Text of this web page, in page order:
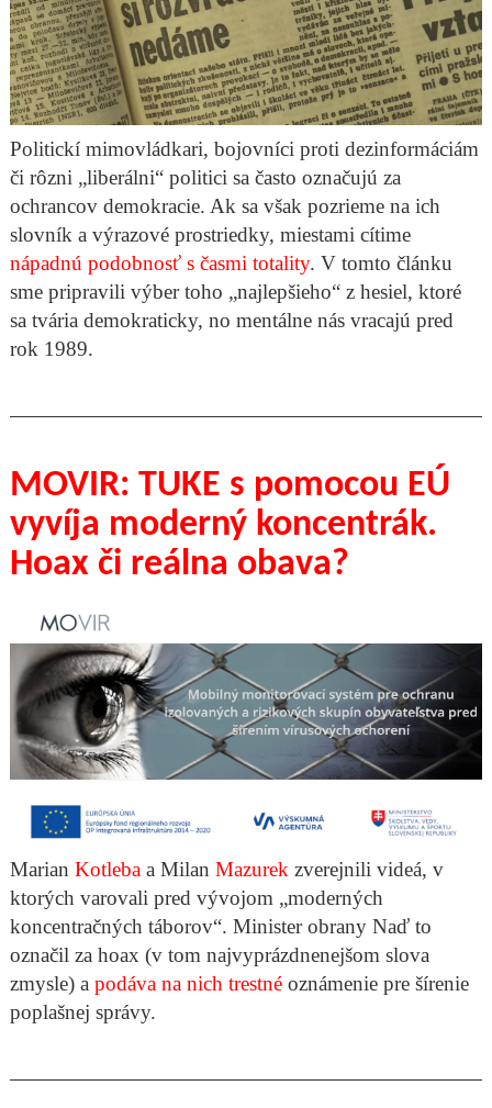
Politickí mimovládkari, bojovníci proti dezinformáciám
či rôzni „liberálni“ politici sa často označujú za
ochrancov demokracie. Ak sa však pozrieme na ich
slovník a výrazové prostriedky, miestami cítime
nápadnú podobnosť s časmi totality. V tomto článku
sme pripravili výber toho „najlepšieho“ z hesiel, ktoré
sa tvária demokraticky, no mentálne nás vracajú pred
rok 1989.
MOVIR: TUKE s pomocou EÚ
vyvíja moderný koncentrák.
Hoax či reálna obava?
Marian Kotlebaa Milan Mazurek zverejnili videá, v
ktorých varovali pred vývojom „moderných
koncentračných táborov“. Minister obrany Naď to
označil za hoax (v tom najvyprázdnenejšom slova
zmysle) a podáva na nich trestnéoznámenie pre šírenie
poplašnej správy.